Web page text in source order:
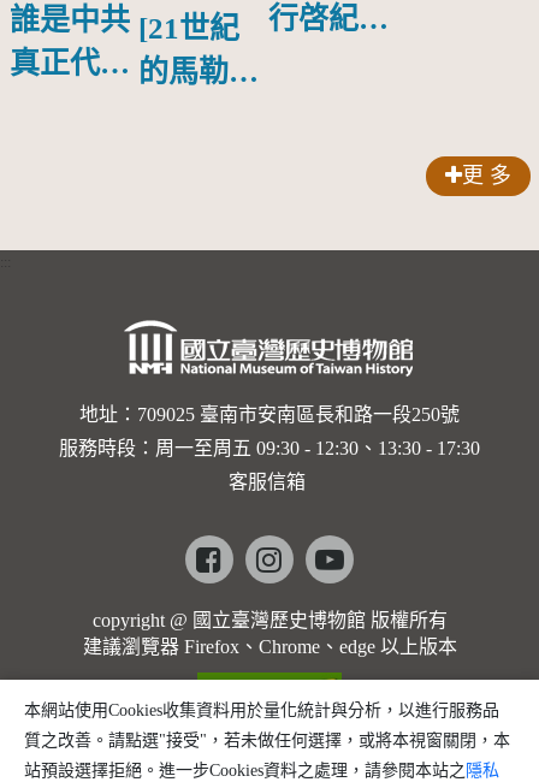
誰是中共
真正代言
[21世紀
的馬勒、
的依戀—
勒大地之
歌]【對
世界與生
命的依戀
馬勒大地
之歌】
行啓紀念
更 多
地址：709025 臺南市安南區長和路一段250號
服務時段：周一至周五 09:30 - 12:30、13:30 - 17:30
客服信箱
Facebookinstagramyoutube
copyright @ 國立臺灣歷史博物館 版權所有
建議瀏覽器 Firefox、Chrome、edge 以上版本
本網站使用Cookies收集資料用於量化統計與分析，以進行服務品
質之改善。請點選"接受"，若未做任何選擇，或將本視窗關閉，本
站預設選擇拒絕。進一步Cookies資料之處理，請參閱本站之 隱私